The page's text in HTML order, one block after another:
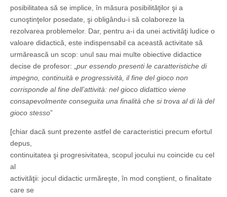
posibilitatea să se implice, în măsura posibilităţilor şi a
cunoştinţelor posedate, şi obligându-i să colaboreze la
rezolvarea problemelor. Dar, pentru a-i da unei activităţi ludice o
valoare didactică, este indispensabil ca această activitate să
urmărească un scop: unul sau mai multe obiective didactice
decise de profesor: „pur essendo presenti le caratteristiche di
impegno, continuità e progressività, il fine del gioco non
corrisponde al fine dell’attività: nel gioco didattico viene
consapevolmente conseguita una finalità che si trova al di là del
gioco stesso”
[chiar dacă sunt prezente astfel de caracteristici precum efortul
depus,
continuitatea şi progresivitatea, scopul jocului nu co­incide cu cel
al
activităţii: jocul didactic urmăreşte, în mod conştient, o finalitate
care se